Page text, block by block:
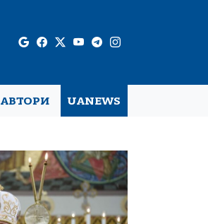
АВТОРИ UANEWS